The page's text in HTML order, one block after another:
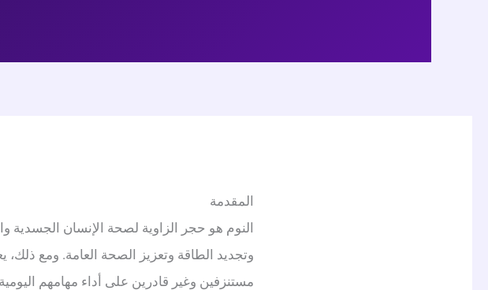
المقدمة
النوم هو حجر الزاوية لصحة الإنسان الجسدية
وتجديد الطاقة وتعزيز الصحة العامة. ومع
مستنزفين وغير قادرين على أداء مهامهم